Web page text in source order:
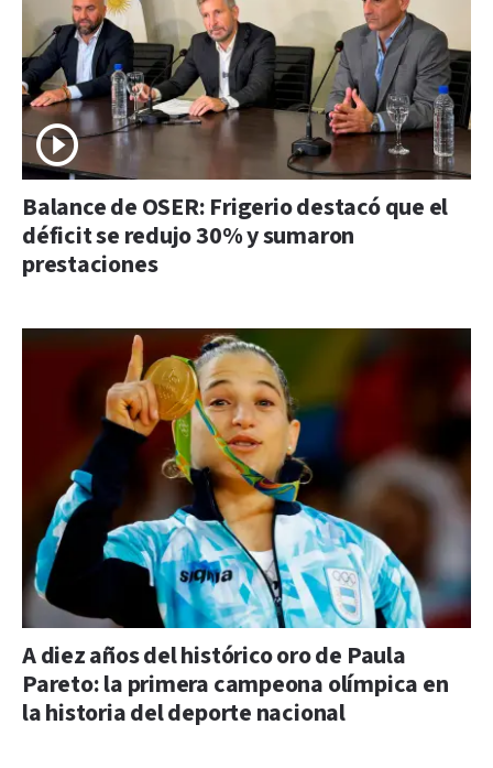
Balance de OSER: Frigerio destacó que el
déficit se redujo 30% y sumaron
prestaciones
A diez años del histórico oro de Paula
Pareto: la primera campeona olímpica en
la historia del deporte nacional